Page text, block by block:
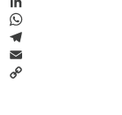
LinkedIn
WhatsApp
Telegram
Email